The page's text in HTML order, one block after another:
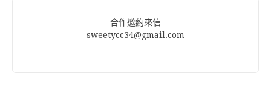
合作邀約來信
sweetycc34@gmail.com